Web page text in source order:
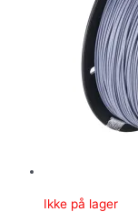
Ikke på lager